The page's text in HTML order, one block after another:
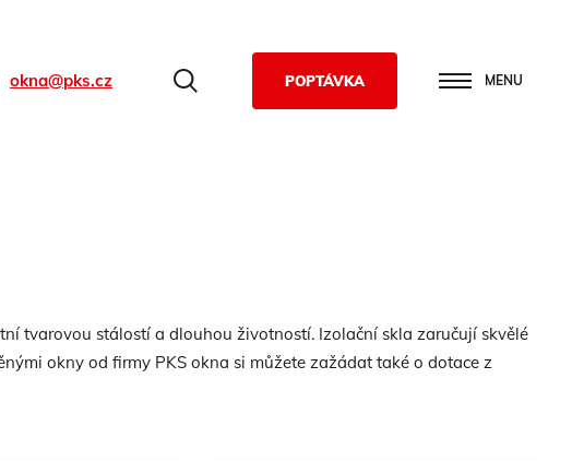
POPTÁVKA MENU
okna@pks.cz
tvarovou stálostí a dlouhou životností. Izolační skla zaručují skvělé
okny od firmy PKS okna si můžete zažádat také o dotace z